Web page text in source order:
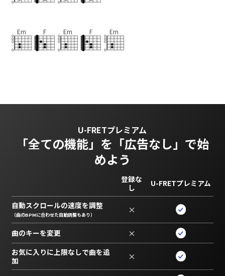
Em F Em F Em
U-FRETプレミアム
「全ての機能」を 「広告なし」で始
めよう
登録な
し
U-FRETプレミアム
自動スクロールの速度を調整
（曲のBPMに合わせた自動調整もあり） ×
曲のキーを変更 ×
お気に入りに上限なしで曲を追
加
×